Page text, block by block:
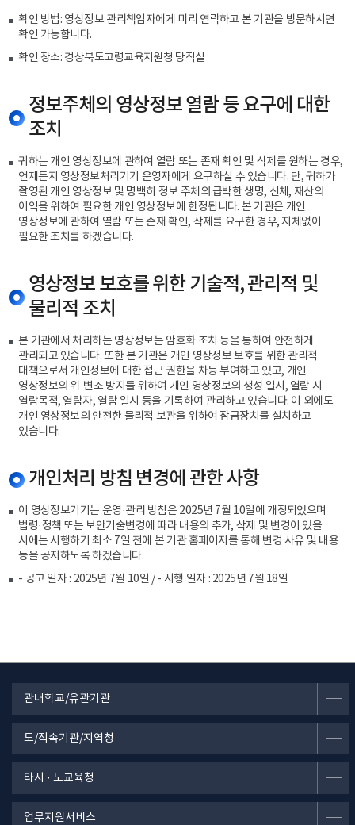
확인 방법: 영상정보 관리책임자에게 미리 연락하고 본 기관을 방문하시면
확인 가능합니다.
확인 장소: 경상북도고령교육지원청 당직실
정보주체의 영상정보 열람 등 요구에 대한
조치
귀하는 개인 영상정보에 관하여 열람 또는 존재 확인 및 삭제를 원하는 경우,
언제든지 영상정보처리기기 운영자에게 요구하실 수 있습니다. 단, 귀하가
촬영된 개인 영상정보 및 명백히 정보 주체의 급박한 생명, 신체, 재산의
이익을 위하여 필요한 개인 영상정보에 한정됩니다. 본 기관은 개인
영상정보에 관하여 열람 또는 존재 확인, 삭제를 요구한 경우, 지체없이
필요한 조치를 하겠습니다.
영상정보 보호를 위한 기술적, 관리적 및
물리적 조치
본 기관에서 처리하는 영상정보는 암호화 조치 등을 통하여 안전하게
관리되고 있습니다. 또한 본 기관은 개인 영상정보 보호를 위한 관리적
대책으로서 개인정보에 대한 접근 권한을 차등 부여하고 있고, 개인
영상정보의 위·변조 방지를 위하여 개인 영상정보의 생성 일시, 열람 시
열람목적, 열람자, 열람 일시 등을 기록하여 관리하고 있습니다. 이 외에도
개인 영상정보의 안전한 물리적 보관을 위하여 잠금장치를 설치하고
있습니다.
개인처리 방침 변경에 관한 사항
이 영상정보기기는 운영·관리 방침은 2025년 7월 10일에 개정되었으며
법령·정책 또는 보안기술변경에 따라 내용의 추가, 삭제 및 변경이 있을
시에는 시행하기 최소 7일 전에 본 기관 홈페이지를 통해 변경 사유 및 내용
등을 공지하도록 하겠습니다.
- 공고 일자 : 2025년 7월 10일 / - 시행 일자 : 2025년 7월 18일
관내학교/유관기관
도/직속기관/지역청
타시 · 도교육청
업무지원서비스